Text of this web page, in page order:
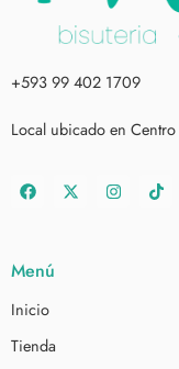
+593 99 402 1709
Local ubicado en
Menú
Inicio
Tienda